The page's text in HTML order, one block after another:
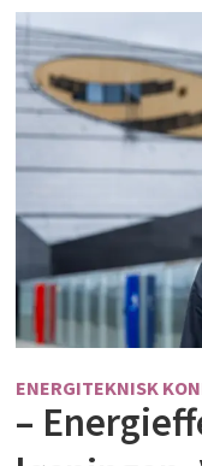
ENERGITEKNISK
–